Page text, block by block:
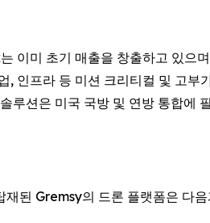
이미 초기 매출을 창출하고 있으
, 인프라 등 미션 크리티컬 및 고부
루션은 미국 국방 및 연방 통합에
된 Gremsy의 드론 플랫폼은 다